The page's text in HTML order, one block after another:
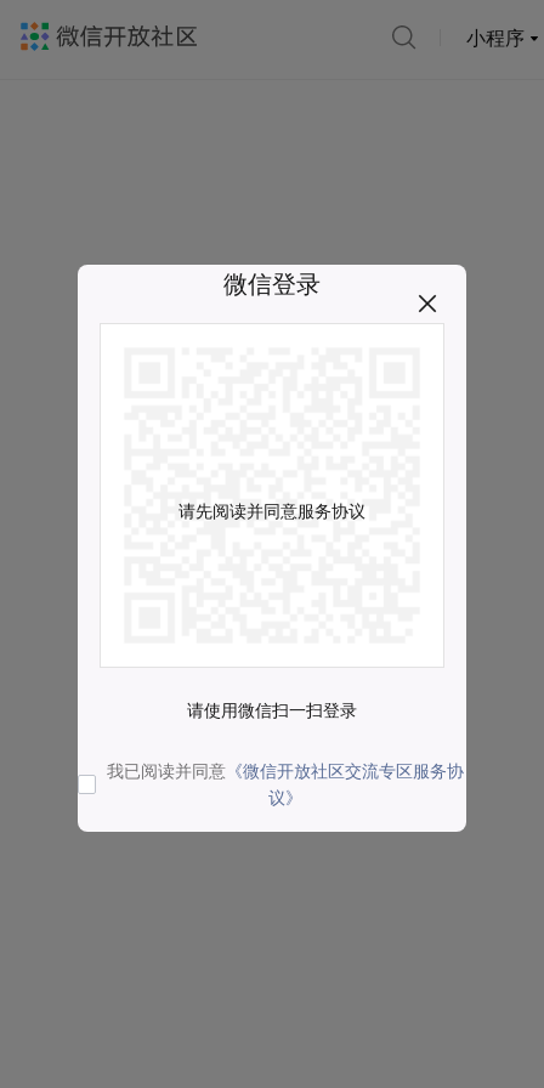
小程序
微信登录
请先阅读并同意服务协议
请使用微信扫一扫登录
我已阅读并同意 《微信开放社区交流专区服务协
议》